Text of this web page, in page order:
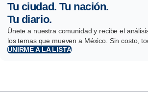
Tu ciudad. Tu nación.
Tu diario.
Únete a nuestra comunidad y recibe el
los temas que mueven a México. Sin costo,
UNIRME A LA LISTA